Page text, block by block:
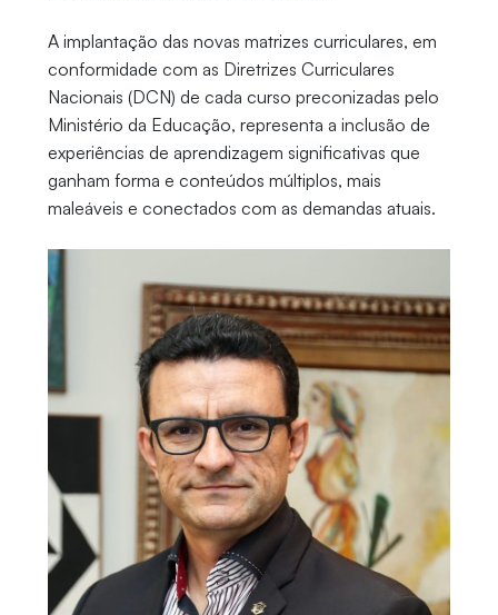
A implantação das novas matrizes curriculares, em
conformidade com as Diretrizes Curriculares
Nacionais (DCN) de cada curso preconizadas pelo
Ministério da Educação, representa a inclusão de
experiências de aprendizagem significativas que
ganham forma e conteúdos múltiplos, mais
maleáveis e conectados com as demandas atuais.